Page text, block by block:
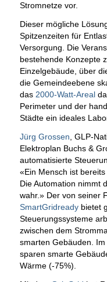
Stromnetze vor.
Dieser mögliche
Spitzenzeiten für
Versorgung. Die
bestehende Konzepte
Einzelgebäude, über
die Gemeindeebene
das 2000-Watt-Areal
Perimeter und der
Städte ein ideales
Jürg Grossen , GLP-
Elektroplan Buchs &
automatisierte
«Ein Mensch ist
Die Automation nimmt
wahr.» Der von seiner
SmartGridreadybietet
Steuerungssysteme
zwischen dem
smarten Gebäuden.
sparen smarte
Wärme (-75%).